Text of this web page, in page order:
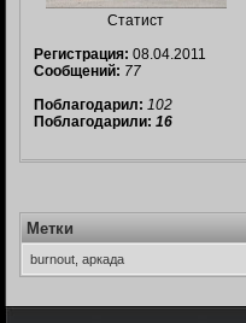
Статист
Регистрация: 08.04.2011
Сообщений: 77
Поблагодарил: 102
Поблагодарили: 16
Метки
burnout, аркада